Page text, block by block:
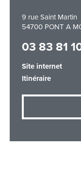
9 rue Saint Martin
54700 PONT A
03 83 81
Site internet
Itinéraire
Téléphone